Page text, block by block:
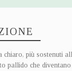
chiaro, più sostenuti
pallido che diventano